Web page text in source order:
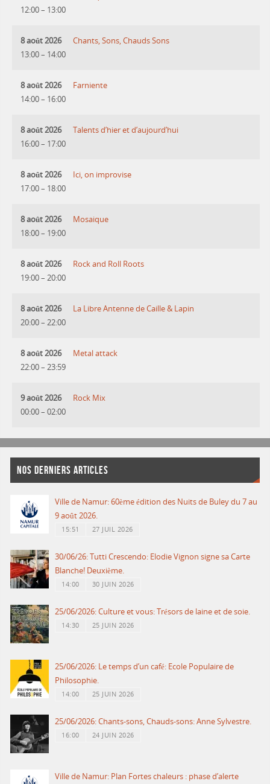
12:00– 13:00
8 août 2026
13:00– 14:00
Chants, Sons, Chauds Sons
8 août 2026
14:00– 16:00
Farniente
8 août 2026
16:00– 17:00
Talents d’hier et d’aujourd’hui
8 août 2026
17:00– 18:00
Ici, on improvise
8 août 2026
18:00– 19:00
Mosaique
8 août 2026
19:00– 20:00
Rock and Roll Roots
8 août 2026
20:00– 22:00
La Libre Antenne de Caille & Lapin
8 août 2026
22:00– 23:59
Metal attack
9 août 2026
00:00– 02:00
Rock Mix
NOS DERNIERS ARTICLES
Ville de Namur: 60ème édition des Nuits de Buley du 7 au
9 août 2026.
15:51 27 JUIL 2026
30/06/26: Tutti Crescendo: Elodie Vignon signe sa Carte
Blanche! Deuxième.
14:00 30 JUIN 2026
25/06/2026: Culture et vous: Trésors de laine et de soie.
14:30 25 JUIN 2026
25/06/2026: Le temps d’un café: Ecole Populaire de
Philosophie.
14:00 25 JUIN 2026
25/06/2026: Chants-sons, Chauds-sons: Anne Sylvestre.
16:00 24 JUIN 2026
Ville de Namur: Plan Fortes chaleurs : phase d’alerte